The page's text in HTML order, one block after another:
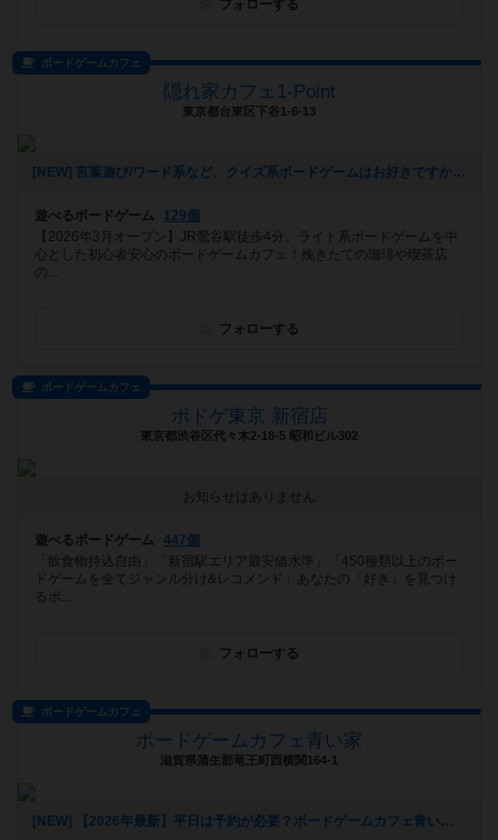
フォローする
ボードゲームカフェ
隠れ家カフェ1-Point
東京都台東区下谷1-6-13
[NEW] 言葉遊び/ワード系など、クイズ系ボードゲームはお好きですか？（2026年05月28日 19時58分）
遊べるボードゲーム
129個
【2026年3月オープン】JR鶯谷駅徒歩4分。ライト系ボードゲームを中
心とした初心者安心のボードゲームカフェ！挽きたての珈琲や喫茶店
の...
フォローする
ボードゲームカフェ
ボドゲ東京 新宿店
東京都渋谷区代々木2-18-5 昭和ビル302
お知らせはありません
遊べるボードゲーム
447個
「飲食物持込自由」「新宿駅エリア最安値水準」「450種類以上のボー
ドゲームを全てジャンル分け&レコメンド」あなたの「好き」を見つけ
るボ...
フォローする
ボードゲームカフェ
ボードゲームカフェ青い家
滋賀県蒲生郡竜王町西横関164-1
[NEW] 【2026年最新】平日は予約が必要？ボードゲームカフェ青い家はいつでも予約なしで利用OKです！アサイーボウルも新登場！（2026年05月24日 14時06分）